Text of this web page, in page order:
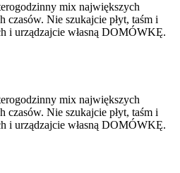
mix największych
czasów. Nie szukajcie płyt, taśm i
i urządzajcie własną DOMÓWKĘ.
mix największych
czasów. Nie szukajcie płyt, taśm i
i urządzajcie własną DOMÓWKĘ.